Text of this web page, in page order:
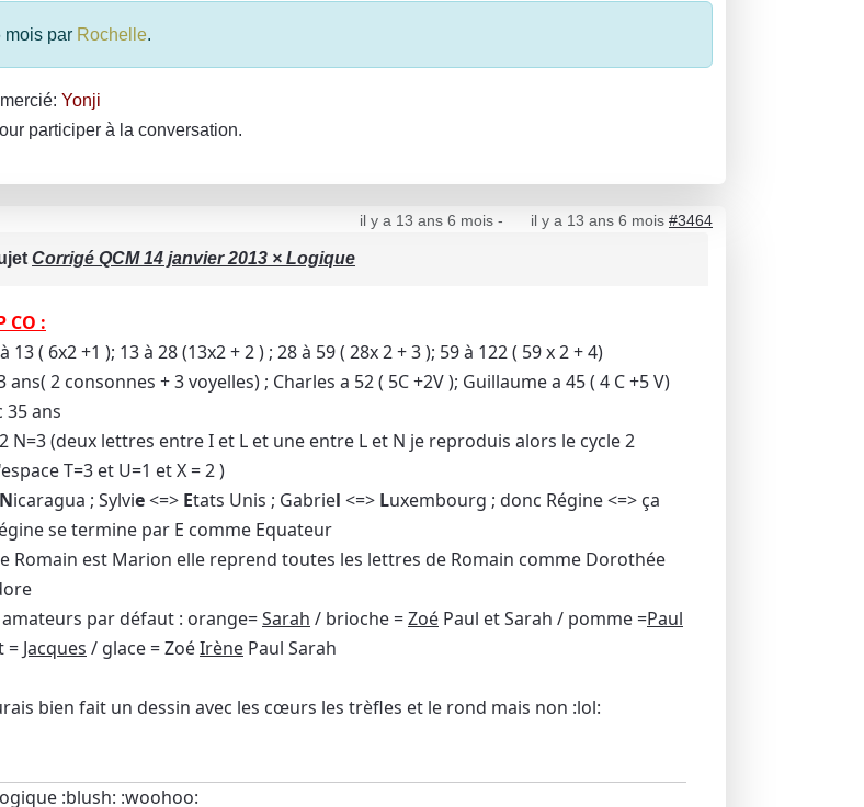
mois par Rochelle.
Yonji
participer à la conversation.
il y a 13 ans 6 mois- il y a 13 ans 6 mois #3464
Corrigé QCM 14 janvier 2013 × Logique
CO :
13 ( 6x2 +1 ); 13 à 28 (13x2 + 2 ) ; 28 à 59 ( 28x 2 + 3 ); 59 à 122 ( 59 x 2 + 4)
2 consonnes + 3 voyelles) ; Charles a 52 ( 5C +2V ); Guillaume a 45 ( 4 C +5 V)
35 ans
2 N=3 (deux lettres entre I et L et une entre L et N je reproduis alors le cycle 2
T=3 et U=1 et X = 2 )
Nicaragua ; Sylvie<=> Etats Unis ; Gabriel <=> Luxembourg ; donc Régine <=> ça
se termine par E comme Equateur
Romain est Marion elle reprend toutes les lettres de Romain comme Dorothée
amateurs par défaut : orange=Sarah / brioche =Zoé Paul et Sarah / pomme =Paul
= Jacques / glace = ZoéIrène Paul Sarah
bien fait un dessin avec les cœurs les trèfles et le rond mais non :lol:
:blush: :woohoo: